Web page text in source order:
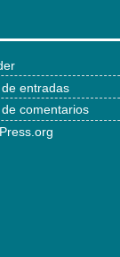
entradas
comentarios